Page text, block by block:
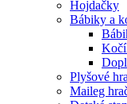
Hojdačky
Bábiky a
Plyšové
Maileg